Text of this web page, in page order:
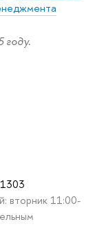
вторник 11:00-